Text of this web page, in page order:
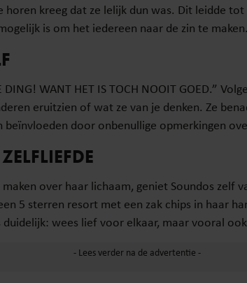
kreeg dat ze lelijk dun was. Dit leidde
is om het iedereen naar de zin te maken.
DING! WANT HET IS TOCH NOOIT GOED.”
eruitzien of wat ze van je denken. Ze
door onbenullige opmerkingen
over haar lichaam, geniet Soundos zelf
5 sterren resort met een zak chips in haar
duidelijk: wees lief voor elkaar, maar vooral